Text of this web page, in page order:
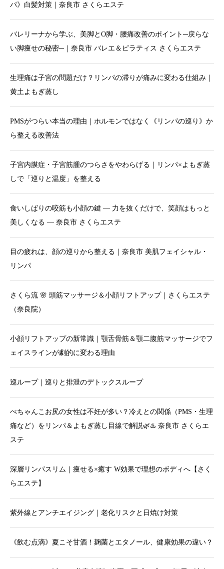
パ》白髪対策｜奈良市 さくらエステ
バレリーナから学ぶ、美脚とO脚・腰痛改善のポイント─戻らな
い脚痩せの秘密─｜奈良市 バレエ＆ピラティス さくらエステ
生理痛は子宮の問題だけ？リンパの滞りが痛みに変わる仕組み｜
黄土よもぎ蒸し
PMSがつらい本当の理由｜ホルモンではなく《リンパの巡り》か
ら整える改善法
子宮内膜症・子宮筋腫のつらさをやわらげる｜リンパ×よもぎ蒸
しで「巡りと温度」を整える
食いしばりの咬筋も小顔の鍵 — 力を抜くだけで、笑顔はもっと
美しくなる — 奈良市 さくらエステ
目の疲れは、顔の巡りから整える｜奈良市 美肌フェイシャル・
リンパ
さくら流 🌸 頭筋マッサージ＆小顔リフトアップ｜さくらエステ
（奈良院）
小顔リフトアップの新常識｜顎舌骨筋＆顎二腹筋マッサージでフ
ェイスラインが劇的に変わる理由
巡ループ｜巡りと排泄のデトックスループ
ぺちゃんこお尻の女性は不妊が多い？冷えとの関係（PMS・生理
痛など）をリンパ＆よもぎ蒸し目線で解説🌿♨️ 奈良市 さくらエ
ステ
深層リンパスリム｜痩せる×癒す W効果で理想のボディへ【さく
らエステ】
紫外線とアンチエイジング｜老化リスクと日焼け対策
《飲む点滴》夏こそ甘酒！麹菌とエタノール、健康効果の違い？